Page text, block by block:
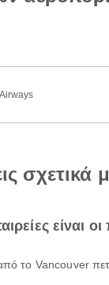
είναι
από το Vancouver